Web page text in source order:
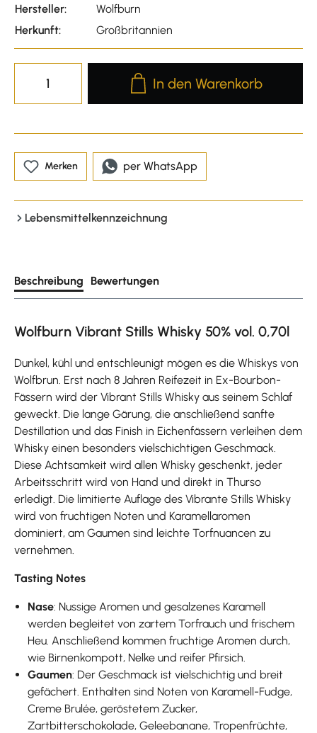
Hersteller:
Wolfburn
Herkunft:
Großbritannien
Produkt Anzahl: Gib den
In den Warenkorb
Merken per WhatsApp
Lebensmittelkennzeichnung
Beschreibung Bewertungen
Wolfburn Vibrant Stills Whisky 50% vol. 0,70l
Dunkel, kühl und entschleunigt mögen es die Whiskys von
Wolfbrun. Erst nach 8 Jahren Reifezeit in Ex-Bourbon-
Fässern wird der Vibrant Stills Whisky aus seinem Schlaf
geweckt. Die lange Gärung, die anschließend sanfte
Destillation und das Finish in Eichenfässern verleihen dem
Whisky einen besonders vielschichtigen Geschmack.
Diese Achtsamkeit wird allen Whisky geschenkt, jeder
Arbeitsschritt wird von Hand und direkt in Thurso
erledigt. Die limitierte Auflage des Vibrante Stills Whisky
wird von fruchtigen Noten und Karamellaromen
dominiert, am Gaumen sind leichte Torfnuancen zu
vernehmen.
Tasting Notes
Nase: Nussige Aromen und gesalzenes Karamell
werden begleitet von zartem Torfrauch und frischem
Heu. Anschließend kommen fruchtige Aromen durch,
wie Birnenkompott, Nelke und reifer Pfirsich.
Gaumen: Der Geschmack ist vielschichtig und breit
gefächert. Enthalten sind Noten von Karamell-Fudge,
Creme Brulée, geröstetem Zucker,
Zartbitterschokolade, Geleebanane, Tropenfrüchte,